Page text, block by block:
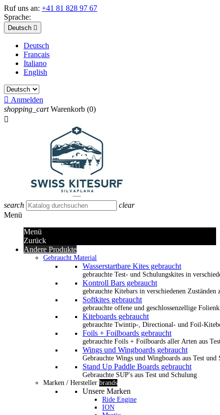
Ruf uns an: +41 81 828 97 67
Sprache:
Deutsch 
Deutsch
Français
Italiano
English
 Anmelden
shopping_cart Warenkorb (0)

search
clear
Menü
Menü
Zurück
Andere Produkte
Gebraucht Material
Wasserstartbare Kites gebraucht
gebrauchte Test- und Schulungskites in
Kontroll Bars gebraucht
gebrauchte Kitebars in verschiedenen Zuständen
Softkites gebraucht
gebrauchte offene und geschlossenzellige
Kiteboards gebraucht
gebrauchte Twintip-, Directional- und Foil-
Foils + Foilboards gebraucht
gebrauchte Foils + Foilboards aller Arten aus
Wings und Wingboards gebraucht
Gebrauchte Wings und Wingboards aus Test und
Stand Up Paddle Boards gebraucht
Gebrauchte SUP's aus Test und Schulung
Marken / Hersteller brands
Unsere Marken
Ride Engine
ION